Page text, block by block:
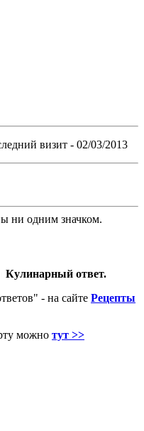
визит - 02/03/2013
ни одним значком.
Кулинарный ответ.
- на сайте Рецепты
можно тут >>